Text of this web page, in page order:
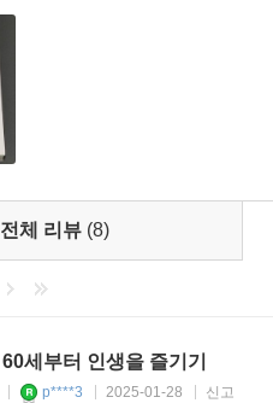
전체 리뷰 (8)
60세부터 인생을 즐기기
p****3 2025-01-28 신고